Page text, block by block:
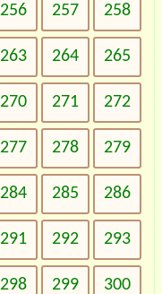
256 257 258
263 264 265
270 271 272
277 278 279
284 285 286
291 292 293
298 299 300